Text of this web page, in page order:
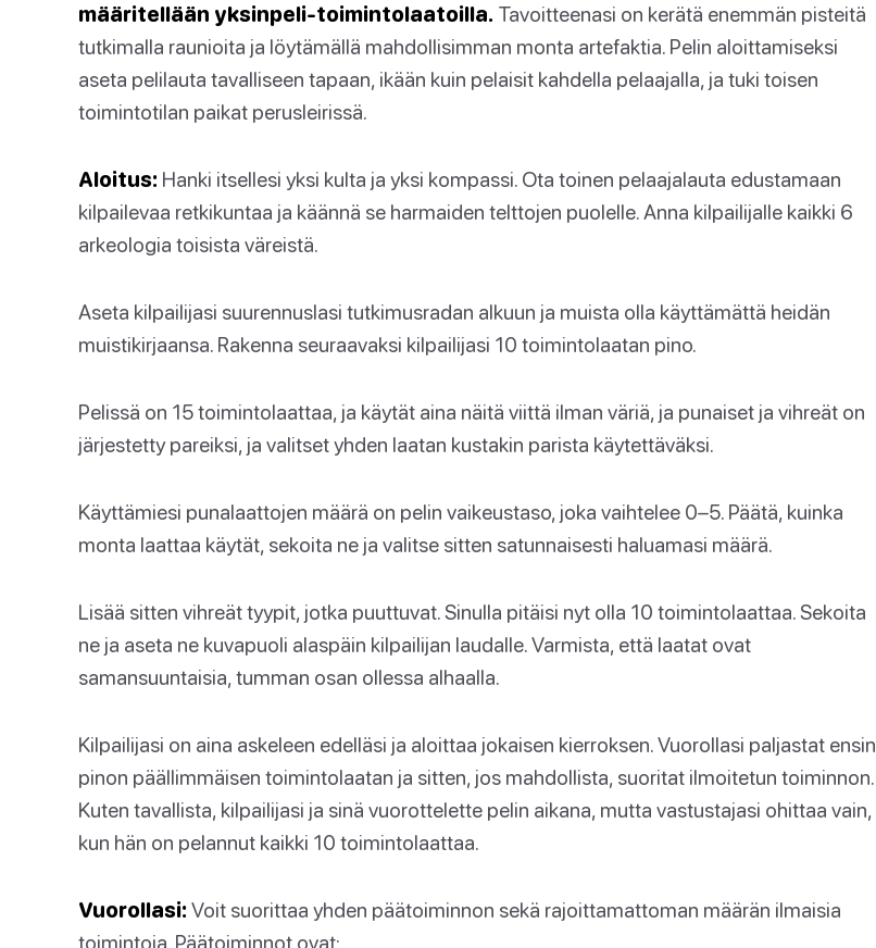
määritellään yksinpeli-toimintolaatoilla. Tavoitteenasi on kerätä enemmän pisteitä
tutkimalla raunioita ja löytämällä mahdollisimman monta artefaktia. Pelin aloittamiseksi
aseta pelilauta tavalliseen tapaan, ikään kuin pelaisit kahdella pelaajalla, ja tuki toisen
toimintotilan paikat perusleirissä.
Aloitus: Hanki itsellesi yksi kulta ja yksi kompassi. Ota toinen pelaajalauta edustamaan
kilpailevaa retkikuntaa ja käännä se harmaiden telttojen puolelle. Anna kilpailijalle kaikki 6
arkeologia toisista väreistä.
Aseta kilpailijasi suurennuslasi tutkimusradan alkuun ja muista olla käyttämättä heidän
muistikirjaansa. Rakenna seuraavaksi kilpailijasi 10 toimintolaatan pino.
Pelissä on 15 toimintolaattaa, ja käytät aina näitä viittä ilman väriä, ja punaiset ja vihreät on
järjestetty pareiksi, ja valitset yhden laatan kustakin parista käytettäväksi.
Käyttämiesi punalaattojen määrä on pelin vaikeustaso, joka vaihtelee 0–5. Päätä, kuinka
monta laattaa käytät, sekoita ne ja valitse sitten satunnaisesti haluamasi määrä.
Lisää sitten vihreät tyypit, jotka puuttuvat. Sinulla pitäisi nyt olla 10 toimintolaattaa. Sekoita
ne ja aseta ne kuvapuoli alaspäin kilpailijan laudalle. Varmista, että laatat ovat
samansuuntaisia, tumman osan ollessa alhaalla.
Kilpailijasi on aina askeleen edelläsi ja aloittaa jokaisen kierroksen. Vuorollasi paljastat ensin
pinon päällimmäisen toimintolaatan ja sitten, jos mahdollista, suoritat ilmoitetun toiminnon.
Kuten tavallista, kilpailijasi ja sinä vuorottelette pelin aikana, mutta vastustajasi ohittaa vain,
kun hän on pelannut kaikki 10 toimintolaattaa.
Vuorollasi: Voit suorittaa yhden päätoiminnon sekä rajoittamattoman määrän ilmaisia
toimintoja. Päätoiminnot ovat: